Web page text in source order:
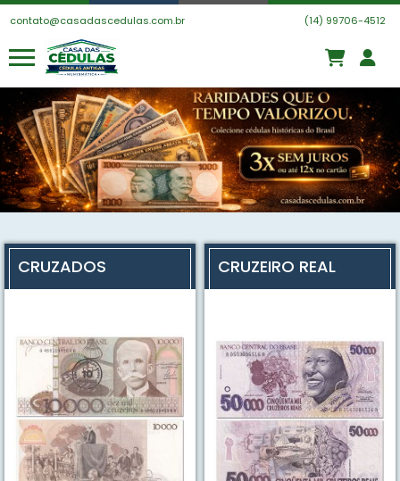
contato@casadascedulas.com.br (14) 99706-4512
CRUZADOS CRUZEIRO REAL